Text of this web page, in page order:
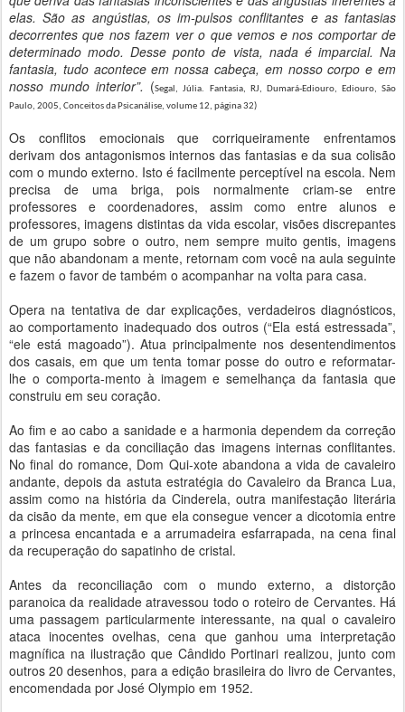
elas. São as angústias, os im-pulsos conflitantes e as fantasias
decorrentes que nos fazem ver o que vemos e nos comportar de
determinado modo. Desse ponto de vista, nada é imparcial. Na
fantasia, tudo acontece em nossa cabeça, em nosso corpo e em
nosso mundo interior”. (Segal, Júlia. Fantasia, RJ, Dumará-Ediouro, Ediouro, São
Paulo, 2005, Conceitos da Psicanálise, volume 12, página 32)
Os conflitos emocionais que corriqueiramente enfrentamos
derivam dos antagonismos internos das fantasias e da sua colisão
com o mundo externo. Isto é facilmente perceptível na escola. Nem
precisa de uma briga, pois normalmente criam-se entre
professores e coordenadores, assim como entre alunos e
professores, imagens distintas da vida escolar, visões discrepantes
de um grupo sobre o outro, nem sempre muito gentis, imagens
que não abandonam a mente, retornam com você na aula seguinte
e fazem o favor de também o acompanhar na volta para casa.
Opera na tentativa de dar explicações, verdadeiros diagnósticos,
ao comportamento inadequado dos outros (“Ela está estressada”,
“ele está magoado”). Atua principalmente nos desentendimentos
dos casais, em que um tenta tomar posse do outro e reformatar-
lhe o comporta-mento à imagem e semelhança da fantasia que
construiu em seu coração.
Ao fim e ao cabo a sanidade e a harmonia dependem da correção
das fantasias e da conciliação das imagens internas conflitantes.
No final do romance, Dom Qui-xote abandona a vida de cavaleiro
andante, depois da astuta estratégia do Cavaleiro da Branca Lua,
assim como na história da Cinderela, outra manifestação literária
da cisão da mente, em que ela consegue vencer a dicotomia entre
a princesa encantada e a arrumadeira esfarrapada, na cena final
da recuperação do sapatinho de cristal.
Antes da reconciliação com o mundo externo, a distorção
paranoica da realidade atravessou todo o roteiro de Cervantes. Há
uma passagem particularmente interessante, na qual o cavaleiro
ataca inocentes ovelhas, cena que ganhou uma interpretação
magnífica na ilustração que Cândido Portinari realizou, junto com
outros 20 desenhos, para a edição brasileira do livro de Cervantes,
encomendada por José Olympio em 1952.